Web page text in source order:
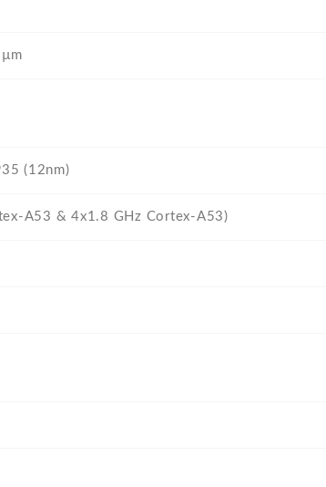
(12nm)
A53 & 4x1.8 GHz Cortex-A53)